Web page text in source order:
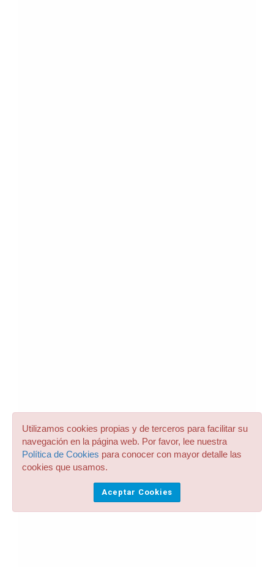
Utilizamos cookies propias y de terceros para facilitar su
navegación en la página web. Por favor, lee nuestra
Política de Cookies para conocer con mayor detalle las
cookies que usamos.
Aceptar Cookies